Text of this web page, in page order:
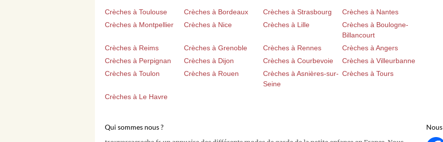
Crèches à Toulouse Crèches à Bordeaux Crèches à Strasbourg
Crèches à Nantes
Crèches à Montpellier
Crèches à Nice Crèches à Lille
Crèches à Boulogne-
Billancourt
Crèches à Reims
Crèches à Grenoble Crèches à Rennes
Crèches à Angers
Crèches à Perpignan
Crèches à Dijon Crèches à Courbevoie
Crèches à Villeurbanne
Crèches à Toulon
Crèches à Rouen
Crèches à Asnières-sur-
Seine
Crèches à Tours
Crèches à Le Havre
Qui sommes nous ?